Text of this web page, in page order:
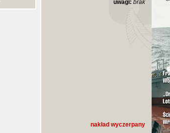
uwagi: brak
nakład wyczerpany